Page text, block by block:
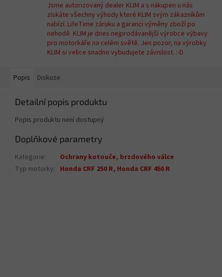
Jsme autorizovaný dealer KLIM a s nákupen u nás
získáte všechny výhody které KLIM svým zákazníkům
nabízí. LifeTime záruku a garanci výměny zboží po
nehodě. KLIM je dnes nejprodávanější výrobce výbavy
pro motorkáře na celém světě. Jen pozor, na výrobky
KLIM si velice snadno vybudujete závislost. :-D
Popis Diskuze
Detailní popis produktu
Popis produktu není dostupný
Doplňkové parametry
Kategorie:
Ochrany kotouče, brzdového válce
Typ motorky: Honda CRF 250 R, Honda CRF 450 R